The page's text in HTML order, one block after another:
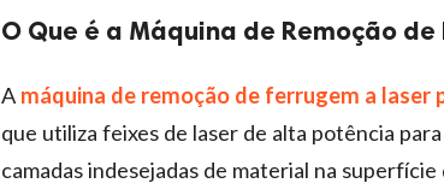
O Que é a Máquina de Remoção
A máquina de remoção de ferrugem a laser
que utiliza feixes de laser de alta potência
camadas indesejadas de material na